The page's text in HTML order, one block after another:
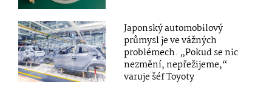
Japonský automobilový
průmysl je ve vážných
problémech. „Pokud se nic
nezmění, nepřežijeme,“
varuje šéf Toyoty